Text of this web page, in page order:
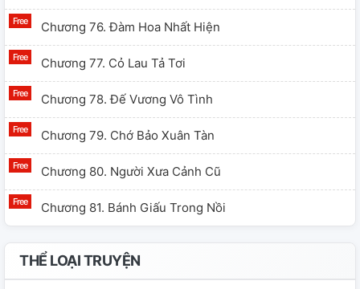
Chương 76. Đàm Hoa Nhất Hiện
Chương 77. Cỏ Lau Tả Tơi
Chương 78. Đế Vương Vô Tình
Chương 79. Chớ Bảo Xuân Tàn
Chương 80. Người Xưa Cảnh Cũ
Chương 81. Bánh Giấu Trong Nồi
THỂ LOẠI TRUYỆN